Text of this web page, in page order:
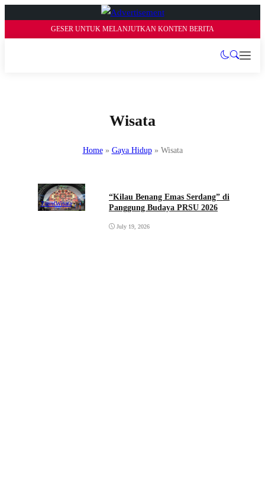
GESER UNTUK MELANJUTKAN KONTEN BERITA
Wisata
Home» Gaya Hidup» Wisata
TravelWisata
“Kilau Benang Emas Serdang” di
Panggung Budaya PRSU 2026
July 19, 2026